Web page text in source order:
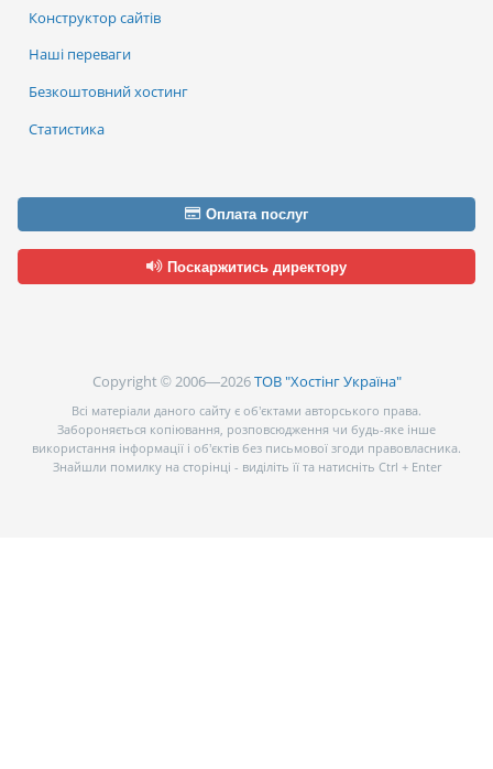
Конструктор сайтів
Наші переваги
Безкоштовний хостинг
Статистика
Оплата послуг
Поскаржитись директору
Copyright © 2006—2026ТОВ "Хостінг Україна"
Всі матеріали даного сайту є об’єктами авторського права.
Забороняється копіювання, розповсюдження чи будь-яке інше
використання інформації і об’єктів без письмової згоди правовласника.
Знайшли помилку на сторінці - виділіть її та натисніть Ctrl + Enter